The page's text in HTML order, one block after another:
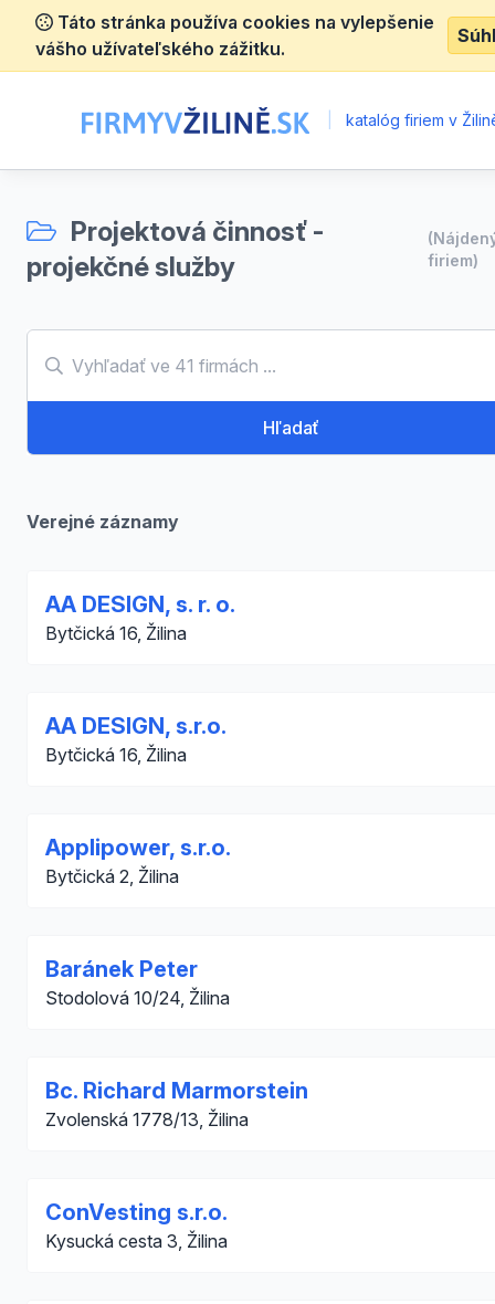
Táto stránka používa cookies na vylepšenie
vášho užívateľského zážitku.
katalóg firiem v
Projektová činnosť -
projekčné služby
firiem)
Hľadať
Verejné záznamy
AA DESIGN, s. r. o.
Bytčická 16, Žilina
AA DESIGN, s.r.o.
Bytčická 16, Žilina
Applipower, s.r.o.
Bytčická 2, Žilina
Baránek Peter
Stodolová 10/24, Žilina
Bc. Richard Marmorstein
Zvolenská 1778/13, Žilina
ConVesting s.r.o.
Kysucká cesta 3, Žilina